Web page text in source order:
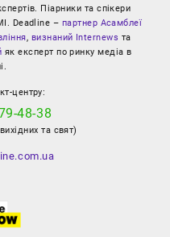
Піарники та спікери
Deadline – партнер Асамблеї
, визнаний Internews та
як експерт по ринку медіа в
центру:
48-38
та свят)